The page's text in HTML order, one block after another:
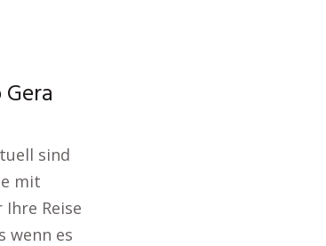
sind
mit
Reise
wenn es